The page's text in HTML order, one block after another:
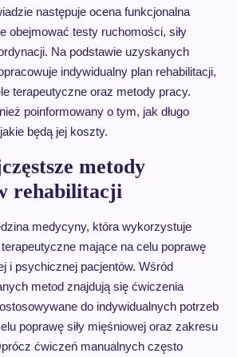
następuje ocena funkcjonalna
obejmować testy ruchomości, siły
Na podstawie uzyskanych
indywidualny plan rehabilitacji,
terapeutyczne oraz metody pracy.
poinformowany o tym, jak długo
będą jej koszty.
metody
rehabilitacji
medycyny, która wykorzystuje
mające na celu poprawę
i psychicznej pacjentów. Wśród
metod znajdują się ćwiczenia
do indywidualnych potrzeb
poprawę siły mięśniowej oraz zakresu
ćwiczeń manualnych często